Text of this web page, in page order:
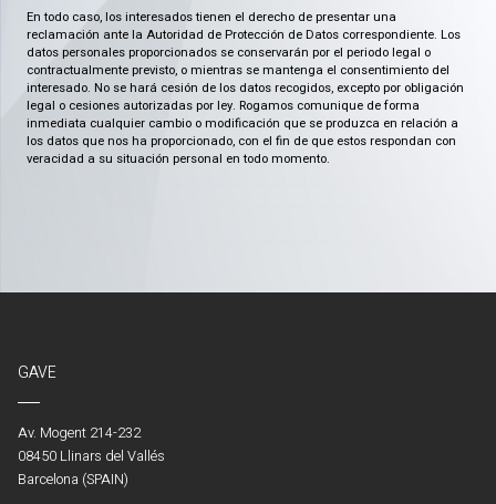
En todo caso, los interesados tienen el derecho de presentar una
reclamación ante la Autoridad de Protección de Datos correspondiente. Los
datos personales proporcionados se conservarán por el periodo legal o
contractualmente previsto, o mientras se mantenga el consentimiento del
interesado. No se hará cesión de los datos recogidos, excepto por obligación
legal o cesiones autorizadas por ley. Rogamos comunique de forma
inmediata cualquier cambio o modificación que se produzca en relación a
los datos que nos ha proporcionado, con el fin de que estos respondan con
veracidad a su situación personal en todo momento.
GAVE
Av. Mogent 214-232
08450 Llinars del Vallés
Barcelona (SPAIN)